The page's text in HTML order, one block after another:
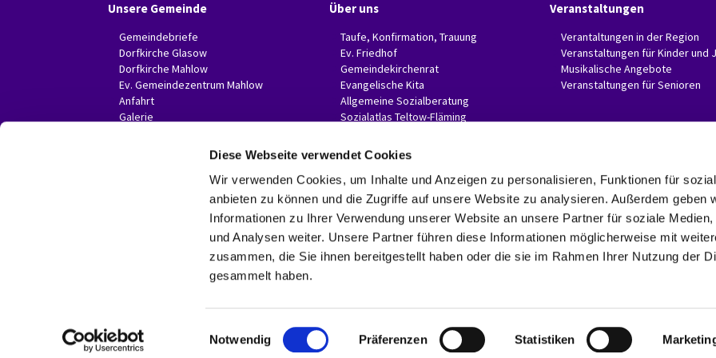
Diese Webseite verwendet Cookies
Wir verwenden Cookies, um Inhalte und Anzeigen zu personalisieren, Funktionen für
anbieten zu können und die Zugriffe auf unsere Website zu analysieren. Außerdem geben
Informationen zu Ihrer Verwendung unserer Website an unsere Partner für soziale Medien,
und Analysen weiter. Unsere Partner führen diese Informationen möglicherweise mit
zusammen, die Sie ihnen bereitgestellt haben oder die sie im Rahmen Ihrer Nutzung der
gesammelt haben.
i
Notwendig Präferenzen Statistiken
Unsere Gemeinde
Gemeindebriefe
Dorfkirche Glasow
Dorfkirche Mahlow
Ev. Gemeindezentrum Mahlow
Anfahrt
Galerie
Über uns
Taufe, Konfirmation, Trauung
Ev. Friedhof
Gemeindekirchenrat
Evangelische Kita
Allgemeine Sozialberatung
Sozialatlas Teltow-Fläming
Veranstaltungen
Verantaltungen in der Region
Veranstaltungen für Kinder und
Musikalische Angebote
Veranstaltungen für Senioren
Evangelische Invitaskirchengemeinde Glasow-Mahlow
Rathenaustr. 45
15831 Blankenfelde-Mahlow
Telefon: 03379 374407 Fax: 03379 374470
invitaskg-glasow-mahlow@kkzf.de